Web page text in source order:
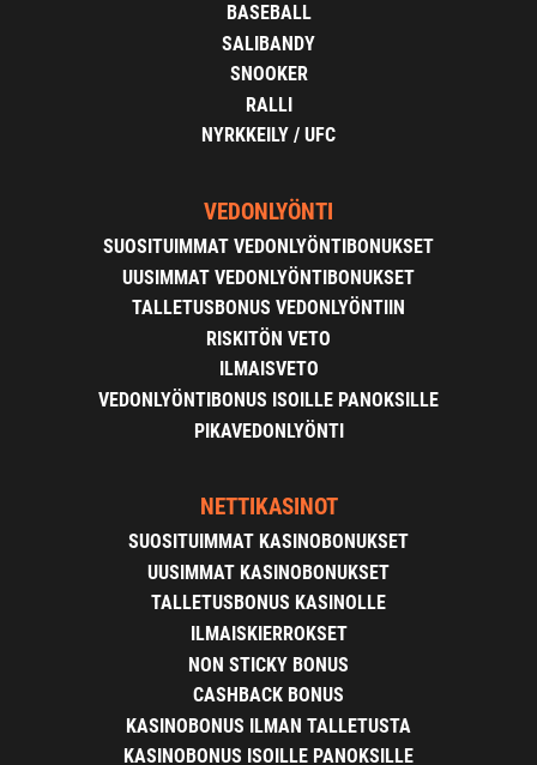
BASEBALL
SALIBANDY
SNOOKER
RALLI
NYRKKEILY / UFC
VEDONLYÖNTI
SUOSITUIMMAT VEDONLYÖNTIBONUKSET
UUSIMMAT VEDONLYÖNTIBONUKSET
TALLETUSBONUS VEDONLYÖNTIIN
RISKITÖN VETO
ILMAISVETO
VEDONLYÖNTIBONUS ISOILLE PANOKSILLE
PIKAVEDONLYÖNTI
NETTIKASINOT
SUOSITUIMMAT KASINOBONUKSET
UUSIMMAT KASINOBONUKSET
TALLETUSBONUS KASINOLLE
ILMAISKIERROKSET
NON STICKY BONUS
CASHBACK BONUS
KASINOBONUS ILMAN TALLETUSTA
KASINOBONUS ISOILLE PANOKSILLE